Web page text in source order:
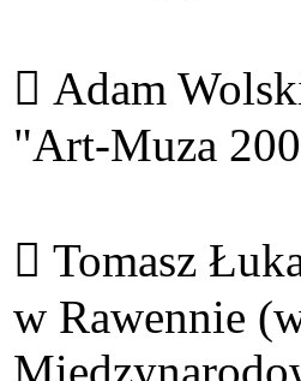
 Adam
"Art-Muza
 Tomasz
w Rawennie